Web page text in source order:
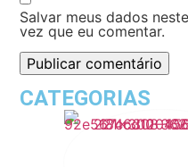
Salvar meus dados
vez que eu comentar.
CATEGORIAS